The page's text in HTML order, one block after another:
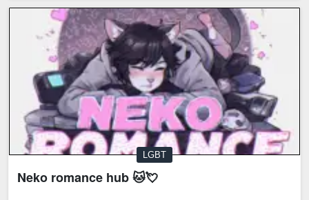
LGBT
Neko romance hub 🐱💘